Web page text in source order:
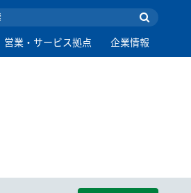
営業・サービス拠点 企業情報